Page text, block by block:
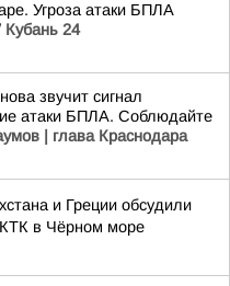
Угроза атаки БПЛА
Кубань 24
звучит сигнал
атаки БПЛА. Соблюдайте
| глава Краснодара
и Греции обсудили
КТК в Чёрном море